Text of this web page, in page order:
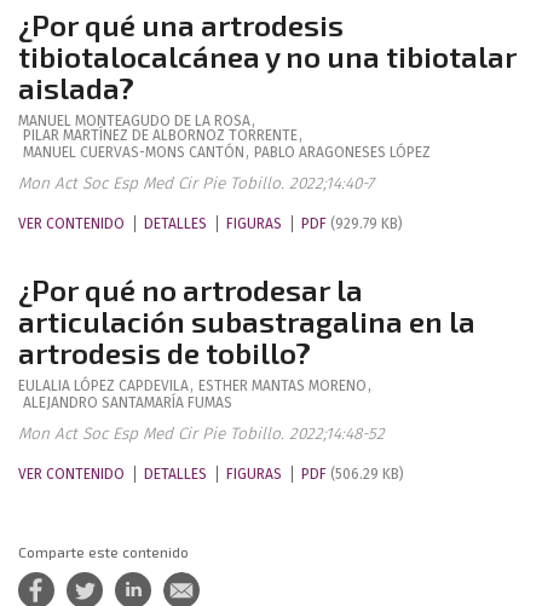
¿Por qué una artrodesis
tibiotalocalcánea y no una tibiotalar
aislada?
MANUEL MONTEAGUDO DE LA ROSA,
PILAR MARTÍNEZ DE ALBORNOZ TORRENTE,
MANUEL CUERVAS-MONS CANTÓN , PABLO ARAGONESES LÓPEZ
Mon Act Soc Esp Med Cir Pie Tobillo. 2022;14:40-7
VER CONTENIDO DETALLES FIGURAS PDF (929.79 KB)
¿Por qué no artrodesar la
articulación subastragalina en la
artrodesis de tobillo?
EULALIA LÓPEZ CAPDEVILA, ESTHER MANTAS MORENO ,
ALEJANDRO SANTAMARÍA FUMAS
Mon Act Soc Esp Med Cir Pie Tobillo. 2022;14:48-52
VER CONTENIDO DETALLES FIGURAS PDF (506.29 KB)
Comparte este contenido